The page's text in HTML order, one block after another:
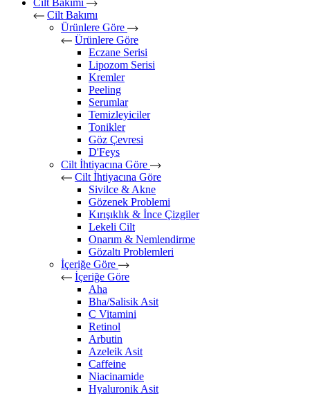
Cilt Bakımı
Cilt Bakımı
Ürünlere Göre
Ürünlere Göre
Eczane Serisi
Lipozom Serisi
Kremler
Peeling
Serumlar
Temizleyiciler
Tonikler
Göz Çevresi
D'Feys
Cilt İhtiyacına Göre
Cilt İhtiyacına Göre
Sivilce & Akne
Gözenek Problemi
Kırışıklık & İnce Çizgiler
Lekeli Cilt
Onarım & Nemlendirme
Gözaltı Problemleri
İçeriğe Göre
İçeriğe Göre
Aha
Bha/Salisik Asit
C Vitamini
Retinol
Arbutin
Azeleik Asit
Caffeine
Niacinamide
Hyaluronik Asit